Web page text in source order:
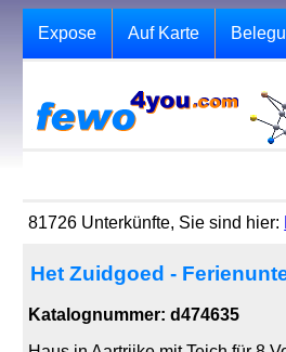
Expose Auf Karte
81726 Unterkünfte, Sie sind hier:
Het Zuidgoed -
Katalognummer: d474635